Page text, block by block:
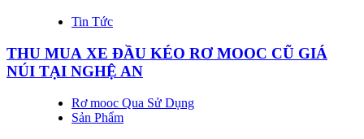
Tin Tức
THU MUA XE ĐẦU KÉO RƠ MOOC CŨ GIÁ
NÚI TẠI NGHỆ AN
Rơ mooc Qua Sử Dụng
Sản Phẩm